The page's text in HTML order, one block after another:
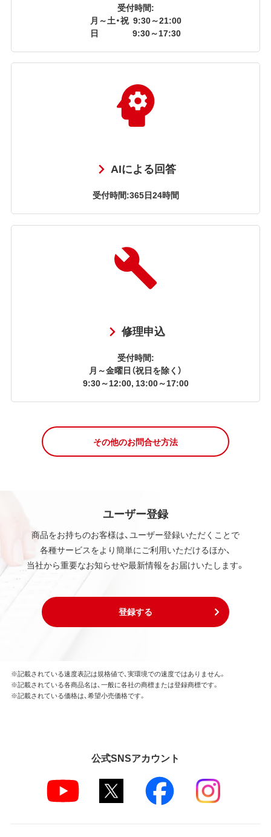
受付時間:
月～土・祝 9:30～21:00
日
9:30～17:30
AIによる回答
受付時間:365日24時間
修理申込
受付時間:
月～金曜日（祝日を除く）
9:30～12:00, 13:00～17:00
その他のお問合せ方法
ユーザー登録
商品をお持ちのお客様は、ユーザー登録いただくことで
各種サービスをより簡単にご利用いただけるほか、
当社から重要なお知らせや最新情報をお届けいたします。
登録する
※記載されている速度表記は規格値で、実環境での速度ではありません。
※記載されている各商品名は、一般に各社の商標または登録商標です。
※記載されている価格は、希望小売価格です。
公式SNSアカウント